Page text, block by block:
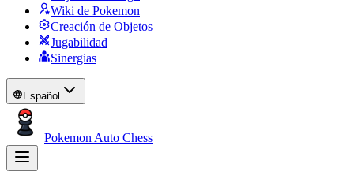
Wiki de Pokemon
Creación de Objetos
Jugabilidad
Sinergias
Español
Pokemon Auto Chess